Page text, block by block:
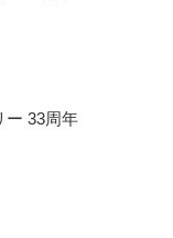
ー 33周年